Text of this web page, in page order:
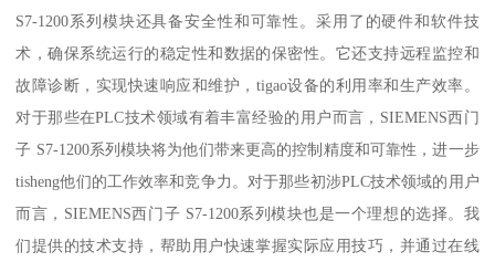
S7-1200系列模块还具备安全性和可靠性。采用了的硬件和软件技
术，确保系统运行的稳定性和数据的保密性。它还支持远程监控和
故障诊断，实现快速响应和维护，tigao设备的利用率和生产效率。
对于那些在PLC技术领域有着丰富经验的用户而言，SIEMENS西门
子 S7-1200系列模块将为他们带来更高的控制精度和可靠性，进一步
tisheng他们的工作效率和竞争力。对于那些初涉PLC技术领域的用户
而言，SIEMENS西门子 S7-1200系列模块也是一个理想的选择。我
们提供的技术支持，帮助用户快速掌握实际应用技巧，并通过在线